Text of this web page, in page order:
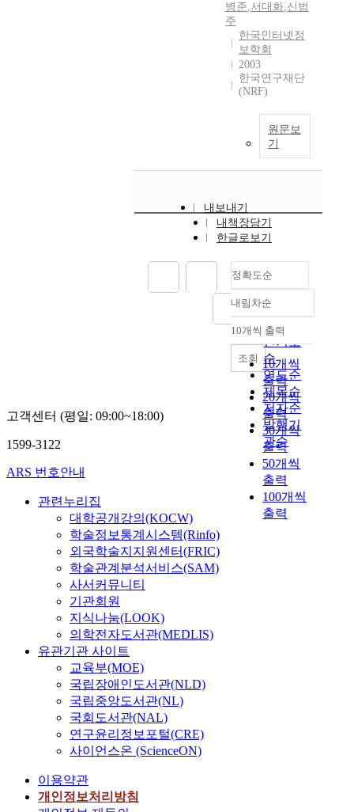
병준,서대화,신범
주
한국인터넷정
보학회
2003
한국연구재단
(NRF)
원문보
기
내보내기
내책장담기
한글로보기
정확도순
정확도
순
인기도
순
연도순
제목순
저자순
발행기
관순
내림차순
내림차순
10개씩 출력
10개씩
출력
20개씩
출력
30개씩
출력
50개씩
출력
100개씩
출력
조회
고객센터 (평일: 09:00~18:00)
1599-3122
ARS 번호안내
관련누리집
대학공개강의(KOCW)
학술정보통계시스템(Rinfo)
외국학술지지원센터(FRIC)
학술관계분석서비스(SAM)
사서커뮤니티
기관회원
지식나눔(LOOK)
의학전자도서관(MEDLIS)
유관기관 사이트
교육부(MOE)
국립장애인도서관(NLD)
국립중앙도서관(NL)
국회도서관(NAL)
연구윤리정보포털(CRE)
사이언스온 (ScienceON)
이용약관
개인정보처리방침